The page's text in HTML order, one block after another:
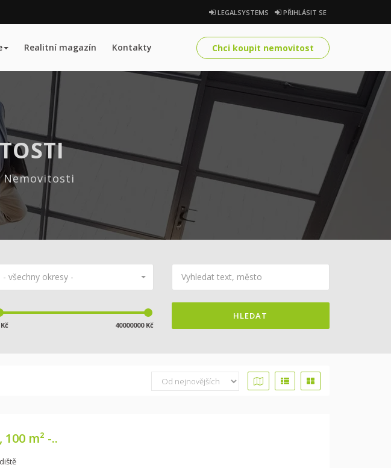
LEGALSYSTEMS PŘIHLÁSIT SE
Realitní magazín Kontakty Chci koupit nemovitost
Nemovitosti
- všechny okresy -
40000000 Kč
HLEDAT
m² -..